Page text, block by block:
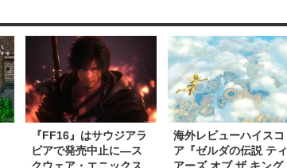
『FF16』はサウジアラ
ビアで発売中止に―ス
海外レビューハイスコ
ア『ゼルダの伝説 ティ